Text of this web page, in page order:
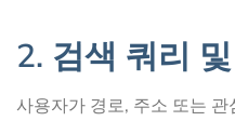
2. 검색 쿼리
사용자가 경로, 주소 또는